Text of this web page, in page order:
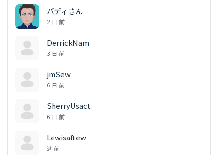
バディさん
2 日 前
DerrickNam
3 日 前
jmSew
6 日 前
SherryUsact
6 日 前
Lewisaftew
週 前